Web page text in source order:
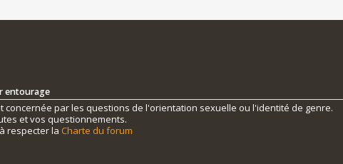
entourage
par les questions de l'orientation sexuelle ou l'identité de genre.
et vos questionnements.
respecter la Charte du forum